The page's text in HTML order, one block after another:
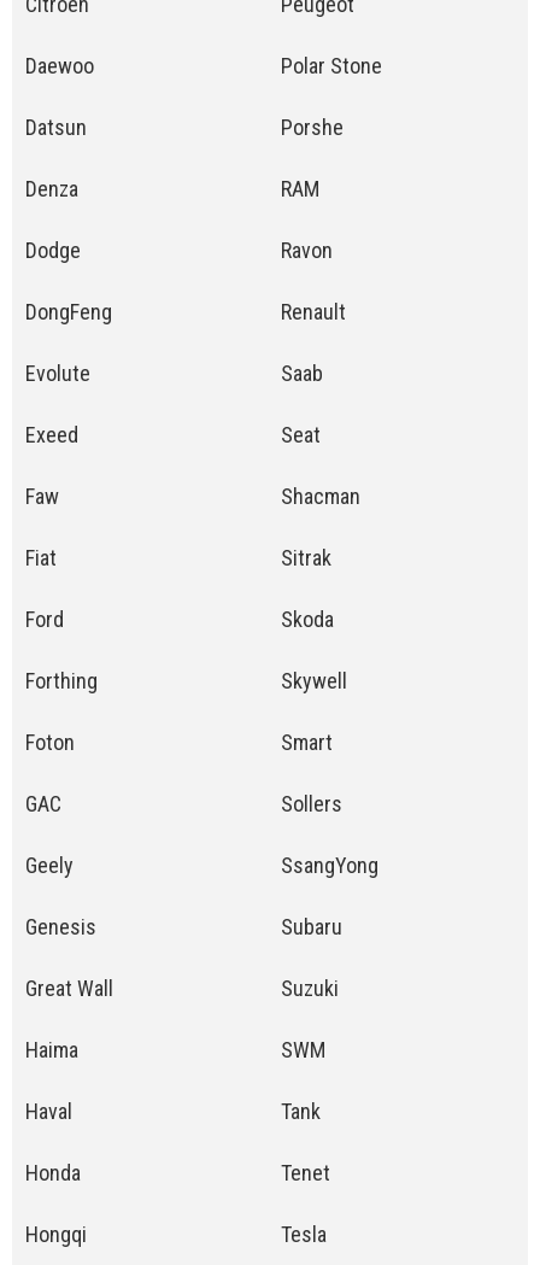
Daewoo
Datsun
Denza
Dodge
DongFeng
Evolute
Exeed
Faw
Fiat
Ford
Forthing
Foton
GAC
Geely
Genesis
Great Wall
Haima
Haval
Honda
Hongqi
Polar Stone
Porshe
RAM
Ravon
Renault
Saab
Seat
Shacman
Sitrak
Skoda
Skywell
Smart
Sollers
SsangYong
Subaru
Suzuki
SWM
Tank
Tenet
Tesla